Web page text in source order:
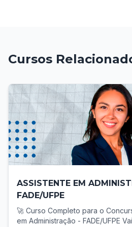
Cursos
ASSISTENTE EM
FADE/UFPE
🚀 Curso Completo para o
em Administração - FADE/UFPE